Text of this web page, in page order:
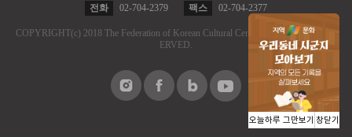
전화
02-704-2379 팩스 02-704-2377
COPYRIGHT(c) 2018 The Federation of Korean Cultural Centers.
ALL RIGHT RES
ERVED.
오늘하루 그만보기 창닫기